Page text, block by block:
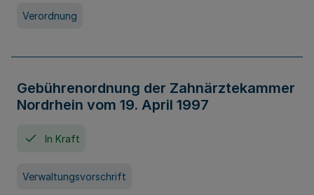
Verordnung
Gebührenordnung der Zahnärztekammer
Nordrhein vom 19. April 1997
In Kraft
Verwaltungsvorschrift